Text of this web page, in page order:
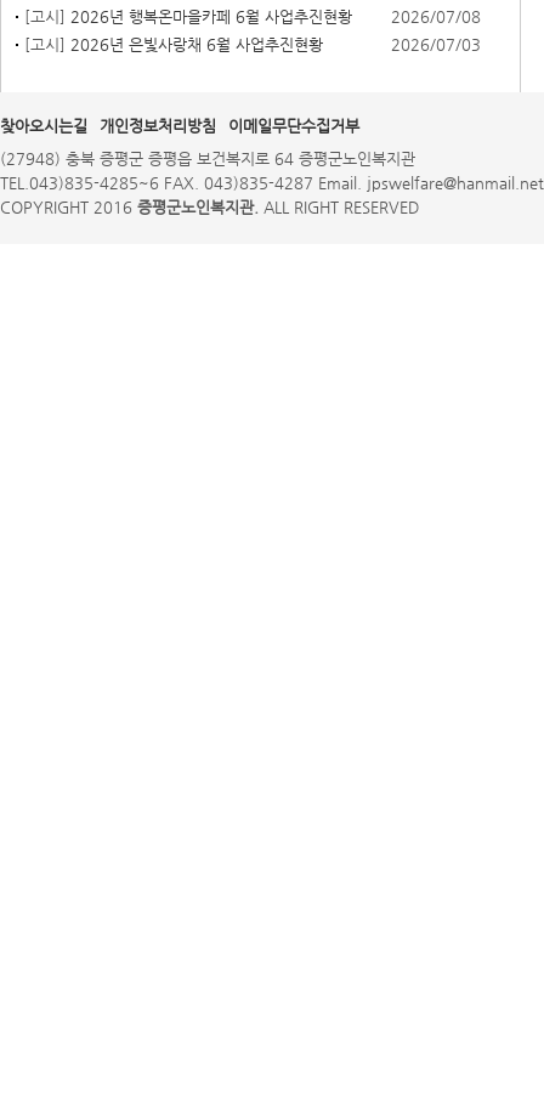
[고시] 2026년 행복온마을카페 6월 사업추진현황
2026/07/08
[고시] 2026년 은빛사랑채 6월 사업추진현황 2026/07/03
찾아오시는길 개인정보처리방침
이메일무단수집거부
(27948) 충북 증평군 증평읍 보건복지로 64 증평군노인복지관
TEL.043)835-4285~6 FAX. 043)835-4287 Email. jpswelfare@hanmail.net
COPYRIGHT 2016 증평군노인복지관. ALL RIGHT RESERVED